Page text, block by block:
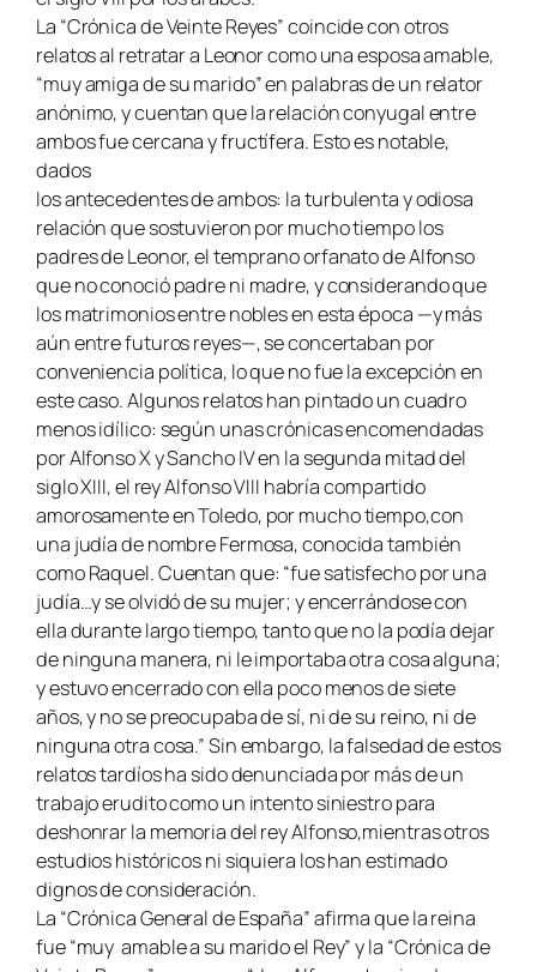
La “Crónica de Veinte Reyes” coincide con otros
relatos al retratar a Leonor como una esposa amable,
“muy amiga de su marido” en palabras de un relator
anónimo, y cuentan que la relación conyugal entre
ambos fue cercana y fructífera. Esto es notable,
dados
los antecedentes de ambos: la turbulenta y odiosa
relación que sostuvieron por mucho tiempo los
padres de Leonor, el temprano orfanato de Alfonso
que no conoció padre ni madre, y considerando que
los matrimonios entre nobles en esta época —y más
aún entre futuros reyes—, se concertaban por
conveniencia política, lo que no fue la excepción en
este caso. Algunos relatos han pintado un cuadro
menos idílico: según unas crónicas encomendadas
por Alfonso X y Sancho IV en la segunda mitad del
siglo XIII, el rey Alfonso VIII habría compartido
amorosamente en Toledo, por mucho tiempo,con
una judía de nombre Fermosa, conocida también
como Raquel. Cuentan que: “fue satisfecho por una
judía…y se olvidó de su mujer; y encerrándose con
ella durante largo tiempo, tanto que no la podía dejar
de ninguna manera, ni le importaba otra cosa alguna;
y estuvo encerrado con ella poco menos de siete
años, y no se preocupaba de sí, ni de su reino, ni de
ninguna otra cosa.” Sin embargo, la falsedad de estos
relatos tardíos ha sido denunciada por más de un
trabajo erudito como un intento siniestro para
deshonrar la memoria del rey Alfonso,mientras otros
estudios históricos ni siquiera los han estimado
dignos de consideración.
La “Crónica General de España” afirma que la reina
fue “muy amable a su marido el Rey” y la “Crónica de